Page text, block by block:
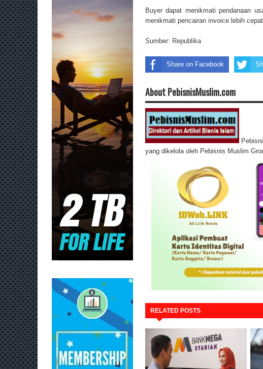
Buyer dapat menikmati pendanaan
menikmati pencairan invoice lebih
Sumber: Republika
Share on Facebook
About PebisnisMuslim.com
yang dikelola oleh Pebisnis Muslim
RELATED POSTS